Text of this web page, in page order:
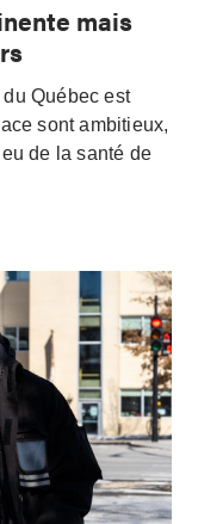
mais
Québec est
sont ambitieux,
de la santé de